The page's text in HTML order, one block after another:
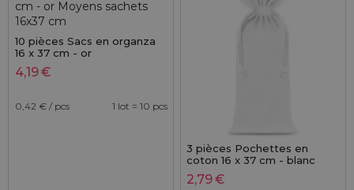
10 pièces Sacs en organza
16 x 37 cm - or
4,19€
0,42 € / pcs 1 lot = 10 pcs
3 pièces Pochettes en
coton 16 x 37 cm - blanc
2,79€